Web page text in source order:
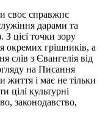
своє справжнє
дарами та
З цієї точки зору
окремих грішників, а
слів з Євангелія від
на Писання
життя і має не тільки
цілі культурні
законодавство,